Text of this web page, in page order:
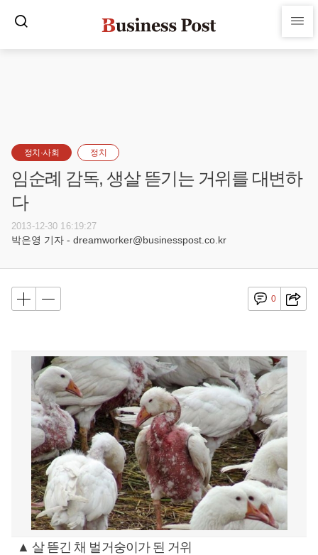
정치·사회 정치
임순례 감독, 생살 뜯기는 거위를 대변하
다
2013-12-30 16:19:27
박은영 기자 - dreamworker@businesspost.co.kr
0
▲ 살 뜯긴 채 벌거숭이가 된 거위